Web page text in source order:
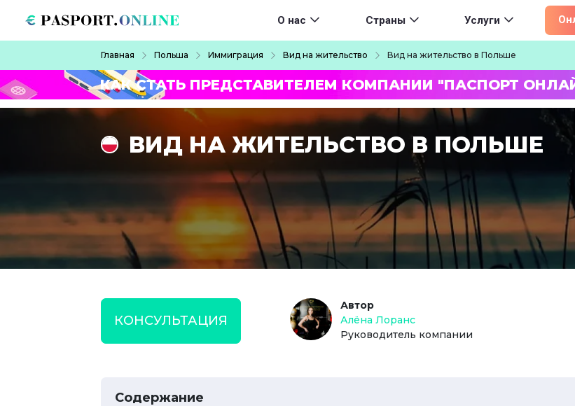
Main navigation
О нас Страны Услуги
Главная Польша Иммиграция Вид на жительство Вид на жительство в Польше
КАК СТАТЬ ПРЕДСТАВИТЕЛЕМ КОМПАНИИ "ПАСПОРТ
ВИД НА ЖИТЕЛЬСТВО В ПОЛЬШЕ
КОНСУЛЬТАЦИЯ
Автор
Алёна Лоранс
Руководитель компании
Содержание